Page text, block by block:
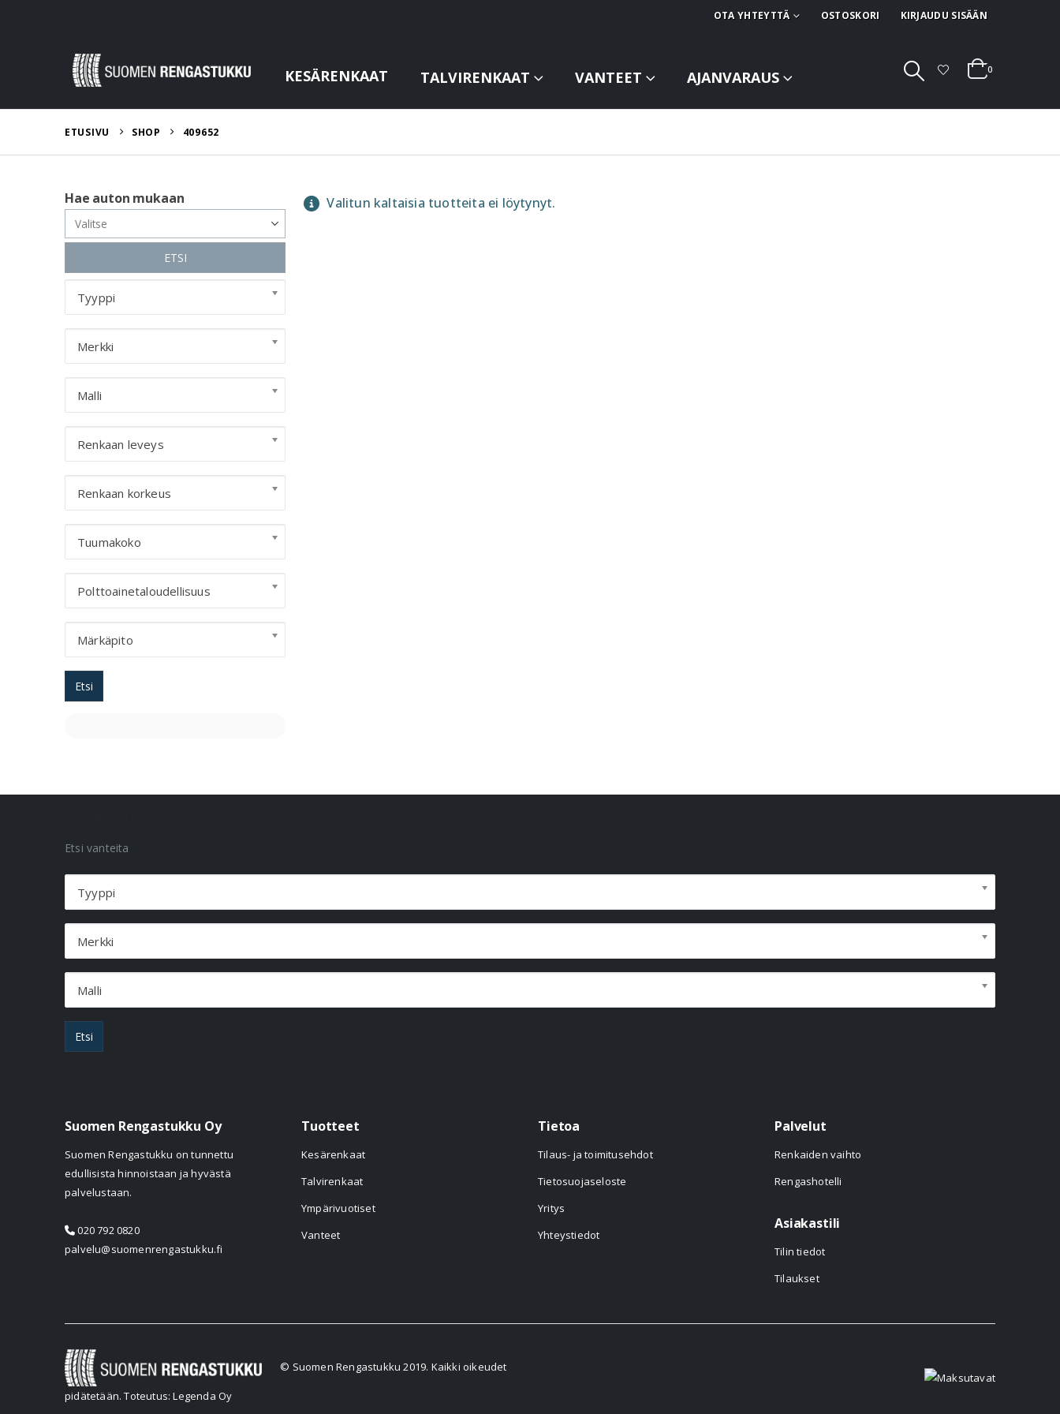
OTA YHTEYTTÄ OSTOSKORI KIRJAUDU SISÄÄN
KESÄRENKAAT TALVIRENKAAT VANTEET AJANVARAUS 0
ETUSIVU SHOP 409652
Valitun kaltaisia tuotteita ei löytynyt.
Hae auton mukaan
ETSI
Tyyppi
Merkki
Malli
Renkaan leveys
Renkaan korkeus
Tuumakoko
Polttoainetaloudellisuus
Märkäpito
Etsi
Etsi vanteita
Tyyppi
Merkki
Malli
Etsi
Suomen Rengastukku Oy
Suomen Rengastukku on tunnettu
edullisista hinnoistaan ja hyvästä
palvelustaan.
020 792 0820
palvelu@suomenrengastukku.fi
Tuotteet
Kesärenkaat
Talvirenkaat
Ympärivuotiset
Vanteet
Tietoa
Tilaus- ja toimitusehdot
Tietosuojaseloste
Yritys
Yhteystiedot
Palvelut
Renkaiden vaihto
Rengashotelli
Asiakastili
Tilin tiedot
Tilaukset
© Suomen Rengastukku 2019. Kaikki oikeudet
pidätetään.Toteutus: Legenda Oy